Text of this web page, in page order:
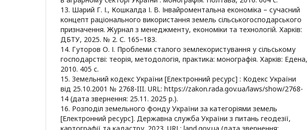
13. Шарий Г. І., Кошкалда І. В. Інвайроментальна економіка – сучасний
концепт раціонального використання земель сільськогосподарського
призначення. Журнал з менеджменту, економіки та технологій. Харків:
ДБТУ, 2025. № 2. С. 165–183.
14. Гуторов О. І. Проблеми сталого землекористування у сільському
господарстві: теорія, методологія, практика: монографія. Харків: Едена,
2010. 405 с.
15. Земельний кодекс України [Електронний ресурс] : Кодекс України
від 25.10.2001 № 2768-III. URL: https://zakon.rada.gov.ua/laws/show/2768-
14 (дата звернення: 25.11. 2025 р.).
16. Розподіл земельного фонду України за категоріями земель
[Електронний ресурс]. Державна служба України з питань геодезії,
картографії та кадастру. 2023. URL: land.gov.ua (дата звернення: